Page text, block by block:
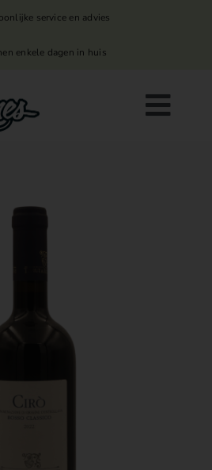
service en advies
enkele dagen in huis